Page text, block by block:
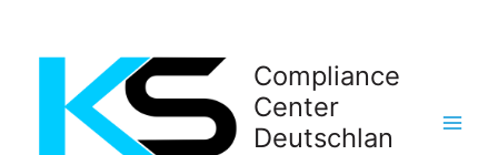
Compliance
Center
Deutschlan